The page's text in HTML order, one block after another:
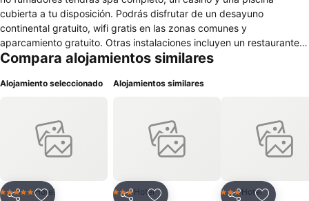
cubierta a tu disposición. Podrás disfrutar de un desayuno
continental gratuito, wifi gratis en las zonas comunes y
aparcamiento gratuito. Otras instalaciones incluyen un restaurante,
una discoteca y un bar o lounge. Enjoy Chiloé ofrece 72 alojamientos
ofrece una televisión LCD con canales por cable. Los baños están
albornoces, zapatillas y artículos de higiene personal gratuitos. Este
hotel en Castro ofrece acceso a Internet wifi gratis. Las habitaciones
también incluyen secador de pelo y ventilador portátil. Se ofrece
días. Los servicios de ocio y esparcimiento en este hotel incluyen
Compara alojamientos similares
Alojamiento seleccionado
5 EstrellasHotel
Alojamientos similares
3 Estrellas
Hotel 3 Estrellas
Hotel